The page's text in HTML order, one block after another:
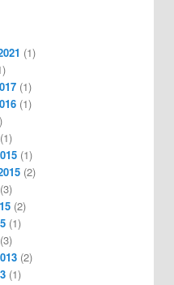
(1)
(1)
(1)
(1)
(1)
(2)
(3)
(2)
(1)
(3)
(2)
(1)